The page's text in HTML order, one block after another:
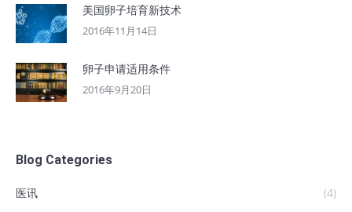
美国卵子培育新技术
2016年11月14日
卵子申请适用条件
2016年9月20日
Blog Categories
医讯
(4)